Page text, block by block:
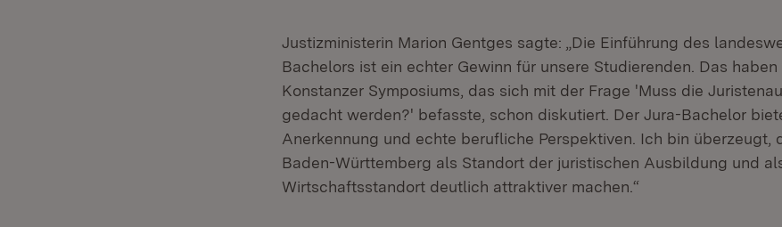
Justizministerin Marion Gentges sagte: „Die Einführung des
Bachelors ist ein echter Gewinn für unsere Studierenden. Das haben
Konstanzer Symposiums, das sich mit der Frage 'Muss die
gedacht werden?' befasste, schon diskutiert. Der Jura-Bachelor
Anerkennung und echte berufliche Perspektiven. Ich bin überzeugt,
Baden-Württemberg als Standort der juristischen Ausbildung und
Wirtschaftsstandort deutlich attraktiver machen.“